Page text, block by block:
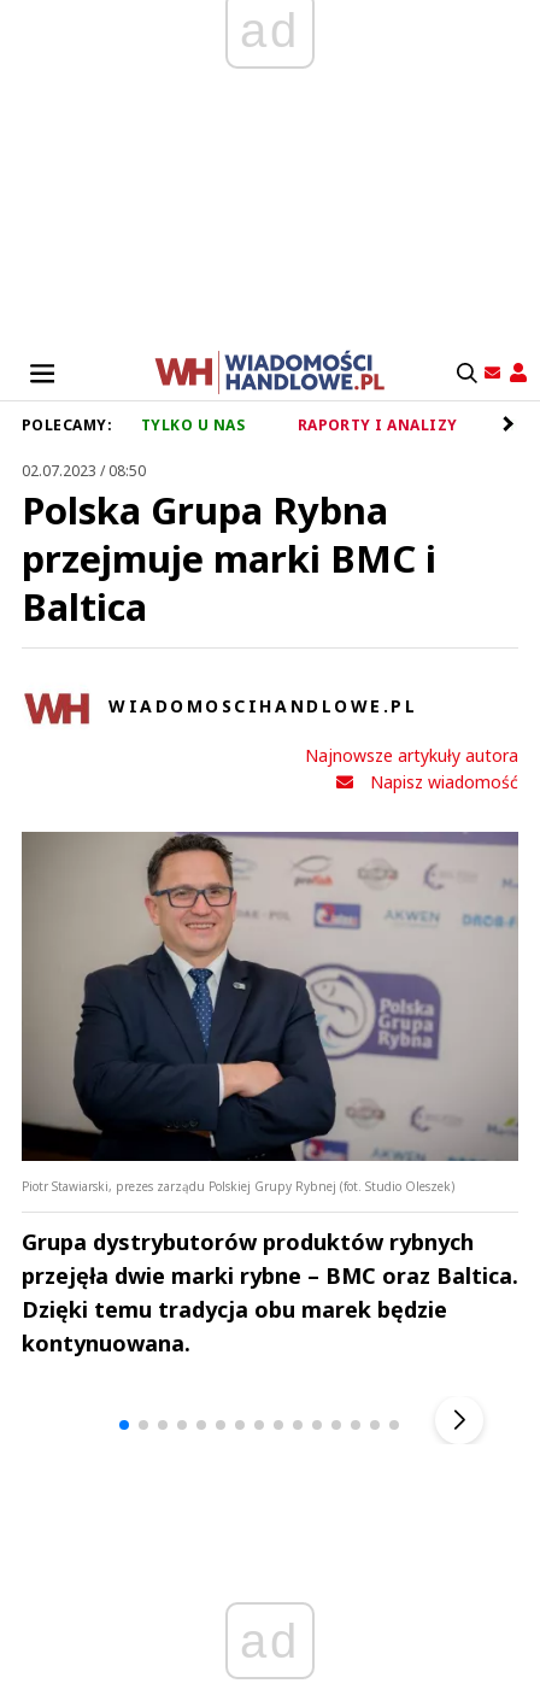
ad
POLECAMY: TYLKO U NAS RAPORTY I ANALIZY
02.07.2023 / 08:50
Polska Grupa Rybna
przejmuje marki BMC i
Baltica
WIADOMOSCIHANDLOWE.PL
Najnowsze artykuły autora
Napisz wiadomość
Piotr Stawiarski, prezes zarządu Polskiej Grupy Rybnej (fot. Studio Oleszek)
Grupa dystrybutorów produktów rybnych
przejęła dwie marki rybne – BMC oraz Baltica.
Dzięki temu tradycja obu marek będzie
kontynuowana.
ad